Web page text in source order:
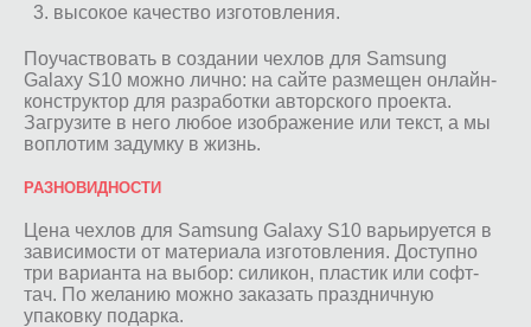
высокое качество изготовления.
Поучаствовать в создании чехлов для Samsung
Galaxy S10 можно лично: на сайте размещен онлайн-
конструктор для разработки авторского проекта.
Загрузите в него любое изображение или текст, а мы
воплотим задумку в жизнь.
РАЗНОВИДНОСТИ
Цена чехлов для Samsung Galaxy S10 варьируется в
зависимости от материала изготовления. Доступно
три варианта на выбор: силикон, пластик или софт-
тач. По желанию можно заказать праздничную
упаковку подарка.